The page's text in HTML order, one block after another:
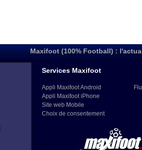
Maxifoot (100% Football) :
Services Maxifoot
Appli Maxifoot Android
Appli Maxifoot iPhone
Site web Mobile
Choix de consentement